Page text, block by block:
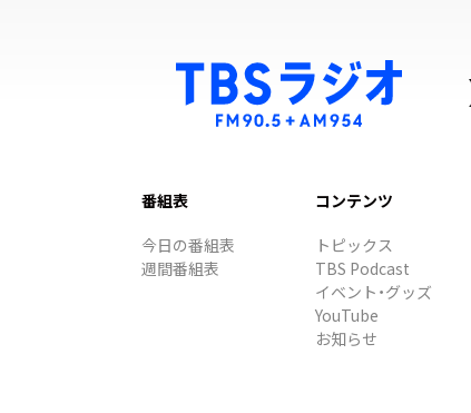
番組表
今日の番組表
週間番組表
コンテンツ
トピックス
TBS Podcast
イベント・グッズ
YouTube
お知らせ